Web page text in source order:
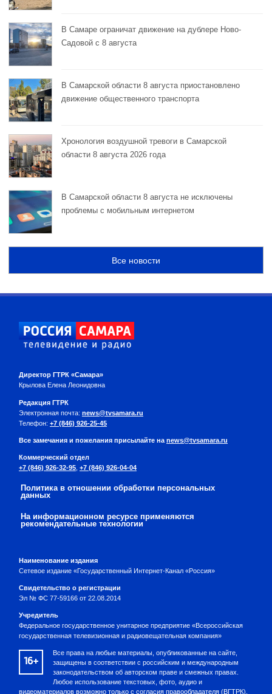
В Самаре ограничат движение на дублере Ново-
Садовой с 8 августа
В Самарской области 8 августа приостановлено
движение общественного транспорта
Хронология воздушной тревоги в Самарской
области 8 августа 2026 года
В Самарской области 8 августа не исключены
проблемы с мобильным интернетом
Все новости
Директор ГТРК «Самара»
Крылова Елена Леонидовна
Редакция ГТРК
Электронная почта: news@tvsamara.ru
Телефон: +7 (846) 926-25-45
Все замечания и пожелания присылайте на news@tvsamara.ru
Коммерческий отдел
+7 (846) 926-32-95 +7 (846) 926-04-04
Политика в отношении обработки персональных
данных
На информационном ресурсе применяются
рекомендательные технологии
Наименование издания
Сетевое издание «Государственный Интернет-Канал «Россия»
Свидетельство о регистрации
Эл № ФС 77-59166 от 22.08.2014
Учредитель
Федеральное государственное унитарное предприятие «Всероссийская
государственная телевизионная и радиовещательная компания»
16+
Все права на любые материалы, опубликованные на сайте,
защищены в соответствии с российским и международным
законодательством об авторском праве и смежных правах.
Любое использование текстовых, фото, аудио и
видеоматериалов возможно только с согласия правообладателя (ВГТРК).